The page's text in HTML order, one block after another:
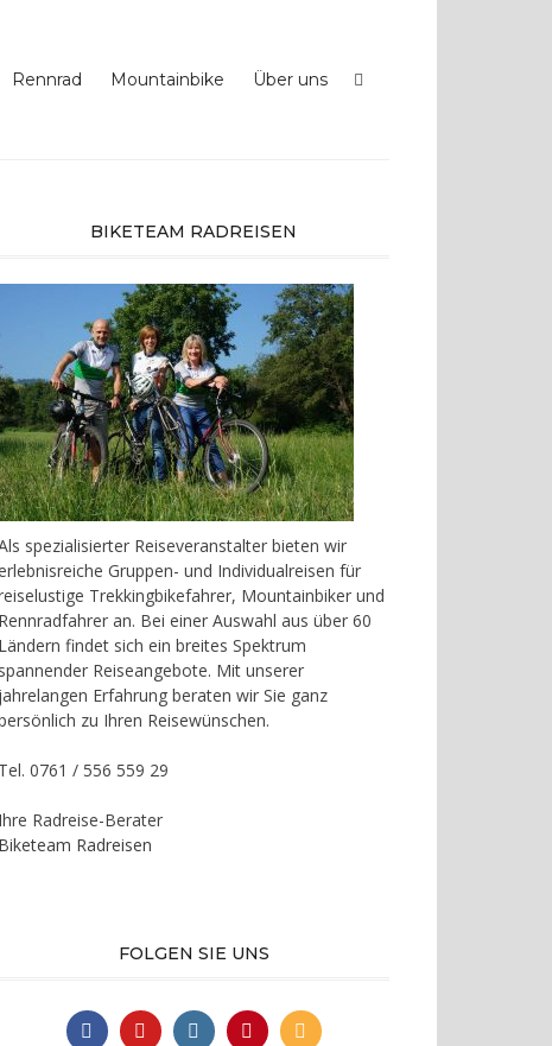
Rennrad Mountainbike Über uns
BIKETEAM RADREISEN
spezialisierter Reiseveranstalter bieten wir
Gruppen- und Individualreisen für
Trekkingbikefahrer, Mountainbiker und
Rennradfahrer an. Bei einer Auswahl aus über 60
Ländern findet sich ein breites Spektrum
spannender Reiseangebote. Mit unserer
jahrelangen Erfahrung beraten wir Sie ganz
zu Ihren Reisewünschen.
Tel. 0761 / 556 559 29
Ihre Radreise-Berater
Biketeam Radreisen
FOLGEN SIE UNS